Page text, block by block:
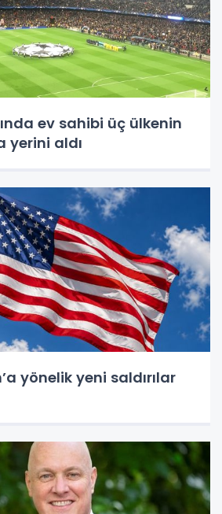
ev sahibi üç ülkenin
yerini aldı
yönelik yeni saldırılar